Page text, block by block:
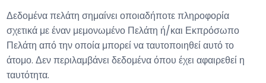
Δεδομένα πελάτη σημαίνει οποιαδήποτε πληροφορία
σχετικά με έναν μεμονωμένο Πελάτη ή/και Εκπρόσωπο
Πελάτη από την οποία μπορεί να ταυτοποιηθεί αυτό το
άτομο. Δεν περιλαμβάνει δεδομένα όπου έχει αφαιρεθεί η
ταυτότητα.